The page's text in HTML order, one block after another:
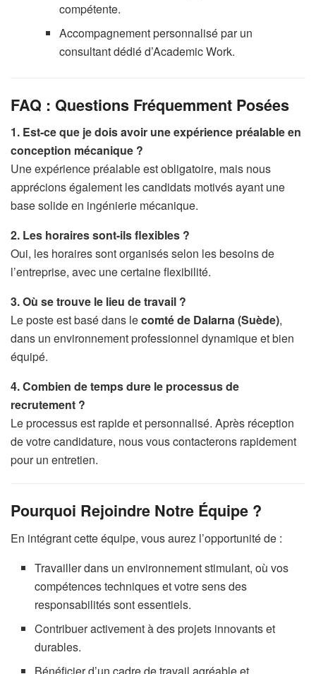
compétente.
Accompagnement personnalisé par un
consultant dédié d’Academic Work.
FAQ : Questions Fréquemment Posées
1. Est-ce que je dois avoir une expérience préalable en
conception mécanique ?
Une expérience préalable est obligatoire, mais nous
apprécions également les candidats motivés ayant une
base solide en ingénierie mécanique.
2. Les horaires sont-ils flexibles ?
Oui, les horaires sont organisés selon les besoins de
l’entreprise, avec une certaine flexibilité.
3. Où se trouve le lieu de travail ?
Le poste est basé dans lecomté de Dalarna (Suède),
dans un environnement professionnel dynamique et bien
équipé.
4. Combien de temps dure le processus de
recrutement ?
Le processus est rapide et personnalisé. Après réception
de votre candidature, nous vous contacterons rapidement
pour un entretien.
Pourquoi Rejoindre Notre Équipe ?
En intégrant cette équipe, vous aurez l’opportunité de :
Travailler dans un environnement stimulant, où vos
compétences techniques et votre sens des
responsabilités sont essentiels.
Contribuer activement à des projets innovants et
durables.
Bénéficier d’un cadre de travail agréable et